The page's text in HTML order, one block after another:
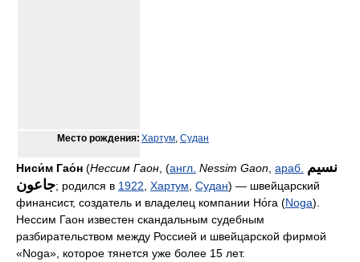
Место рождения: Хартум, Судан
Ниси́м Гао́н (Нессим Гаон , (англ. Nessim Gaon араб. نسيم
جاعون‎‎; родился в 1922 Хартум Судан) — швейцарский
финансист, создатель и владелец компании Но́га (Noga).
Нессим Гаон известен скандальным судебным
разбирательством между Россией и швейцарской фирмой
«Noga», которое тянется уже более 15 лет.